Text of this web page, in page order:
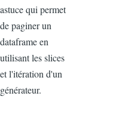
astuce qui permet
de paginer un
dataframe en
utilisant les slices
et l'itération d'un
générateur.